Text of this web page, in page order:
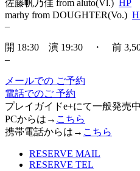
佐藤帆乃佳 from aluto(Vl.) HP
marhy from DOUGHTER(Vo.)
–
開 18:30 演 19:30 ・ 前
–
メールでの ご予約
電話でのご 予約
プレイガイドe+にて一般発売中
PCからは→ こちら
携帯電話からは→ こちら
RESERVE MAIL
RESERVE TEL